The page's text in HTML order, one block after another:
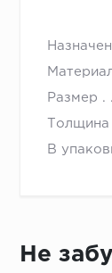
Размер
Толщина
В
Не